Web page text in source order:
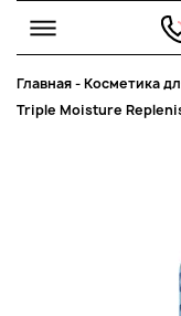
Главная-Косметика
Triple Moisture